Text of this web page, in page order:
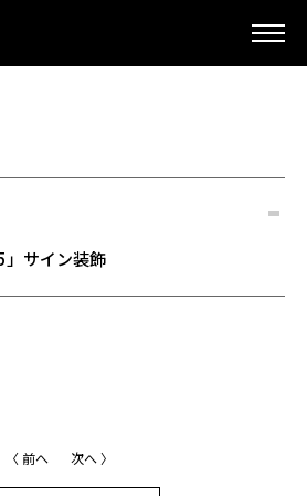
」サイン装飾
〈 前へ 次へ 〉